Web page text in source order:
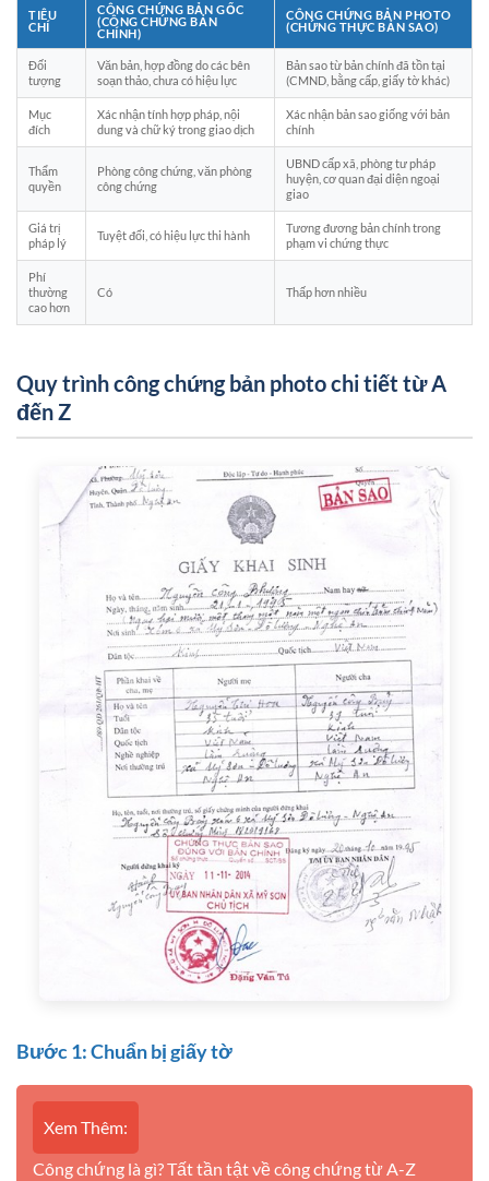
TIÊU
CHÍ
CÔNG CHỨNG BẢN GỐC
(CÔNG CHỨNG BẢN
CHÍNH)
CÔNG CHỨNG BẢN PHOTO
(CHỨNG THỰC BẢN SAO)
Đối
tượng
Văn bản, hợp đồng do các bên
soạn thảo, chưa có hiệu lực
Bản sao từ bản chính đã tồn tại
(CMND, bằng cấp, giấy tờ khác)
Mục
đích
Xác nhận tính hợp pháp, nội
dung và chữ ký trong giao dịch
Xác nhận bản sao giống với bản
chính
Thẩm
quyền
Phòng công chứng, văn phòng
công chứng
UBND cấp xã, phòng tư pháp
huyện, cơ quan đại diện ngoại
giao
Giá trị
pháp lý
Tuyệt đối, có hiệu lực thi hành
Tương đương bản chính trong
phạm vi chứng thực
Phí
thường
cao hơn
Có Thấp hơn nhiều
Quy trình công chứng bản photo chi tiết từ A
đến Z
Bước 1: Chuẩn bị giấy tờ
Xem Thêm:
Công chứng là gì? Tất tần tật về công chứng từ A-Z